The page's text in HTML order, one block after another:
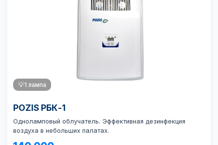
💡1 лампа
POZIS РБК-1
Одноламповый облучатель. Эффективная дезинфекция
воздуха в небольших палатах.